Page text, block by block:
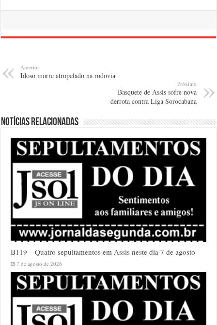
Anterior
Idoso morre atropelado na rodovia
Próximo
Basquete de Assis sofre nova
derrota contra Liga Sorocabana
Notícias relacionadas
B119 – Quatro sepultamentos em Assis neste dia 7 de agosto
7 de agosto de 2026